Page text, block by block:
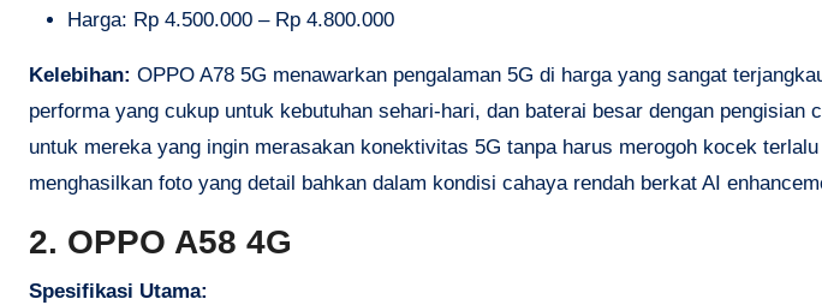
Harga: Rp 4.500.000 – Rp 4.800.000
Kelebihan: OPPO A78 5G menawarkan pengalaman 5G di harga yang sangat
performa yang cukup untuk kebutuhan sehari-hari, dan baterai besar dengan pengisian
untuk mereka yang ingin merasakan konektivitas 5G tanpa harus merogoh kocek
menghasilkan foto yang detail bahkan dalam kondisi cahaya rendah berkat AI
2. OPPO A58 4G
Spesifikasi Utama: